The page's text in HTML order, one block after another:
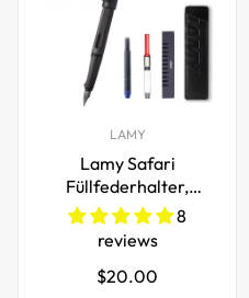
LAMY
Lamy Safari
Füllfederhalter,
feine/extrafeine
Feder
8
reviews
Regulärer
$20.00